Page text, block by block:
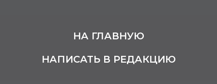
НА ГЛАВНУЮ
НАПИСАТЬ В РЕДАКЦИЮ